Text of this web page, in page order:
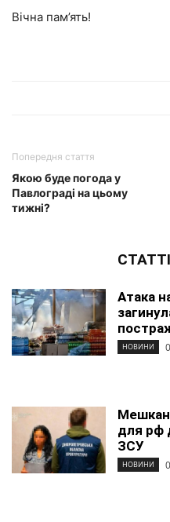
Вічна пам’ять!
Попередня стаття
Якою буде погода у
Павлограді на цьому
тижні?
Атака
НОВИНИ
для рф
ЗСУ
НОВИНИ